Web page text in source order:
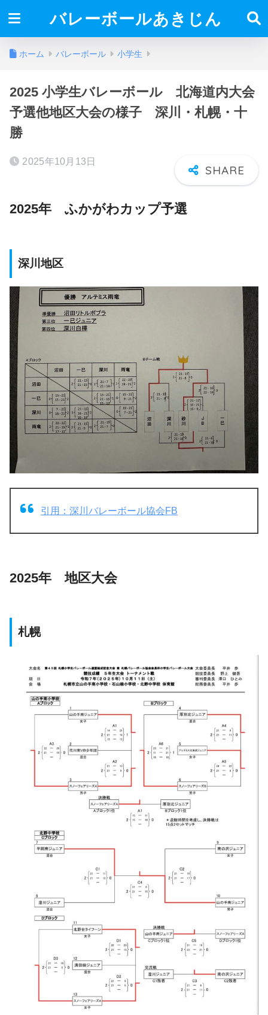
バレーボールあきじん
ホーム バレーボール 小学生
2025 小学生バレーボール 北海道内大会
予選他地区大会の様子 深川・札幌・十
勝
2025年10月13日
2025年 ふかがわカップ予選
深川地区
引用：深川バレーボール協会FB
2025年 地区大会
札幌